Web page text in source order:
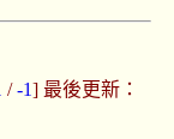
/-1] 最後更新：